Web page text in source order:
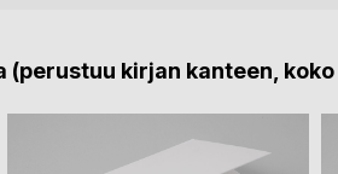
kirjan kanteen,